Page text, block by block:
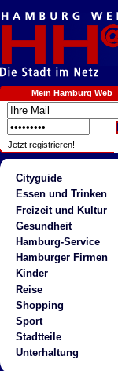
Mein Hamburg Web
Jetzt registrieren!
Cityguide
Essen und Trinken
Freizeit und Kultur
Gesundheit
Hamburg-Service
Hamburger Firmen
Kinder
Reise
Shopping
Sport
Stadtteile
Unterhaltung